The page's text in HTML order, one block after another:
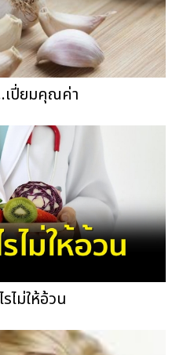
เปี่ยมคุณค่า
ไม่ให้อ้วน